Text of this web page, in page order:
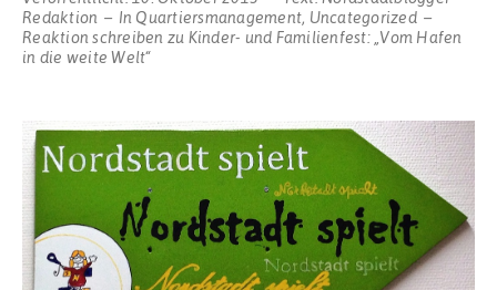
Redaktion
In Quartiersmanagement, Uncategorized
Reaktion schreiben zu Kinder- und Familienfest: „Vom Hafen
in die weite Welt“